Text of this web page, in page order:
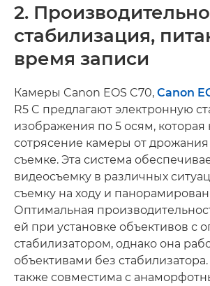
2.
стабилизация,
время записи
Камеры Canon EOS C70, Canon
R5 C предлагают электронную
изображения по 5 осям, которая
сотрясение камеры от
съемке. Эта система
видеосъемку в различных
съемку на ходу и
Оптимальная
ей при установке объективов с
стабилизатором, однако она
объективами без
также совместима с